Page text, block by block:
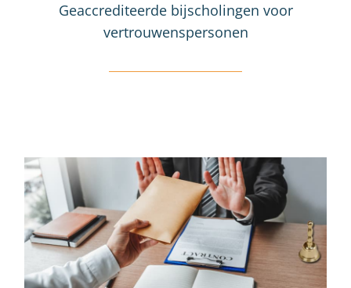
Geaccrediteerde bijscholingen voor
vertrouwenspersonen